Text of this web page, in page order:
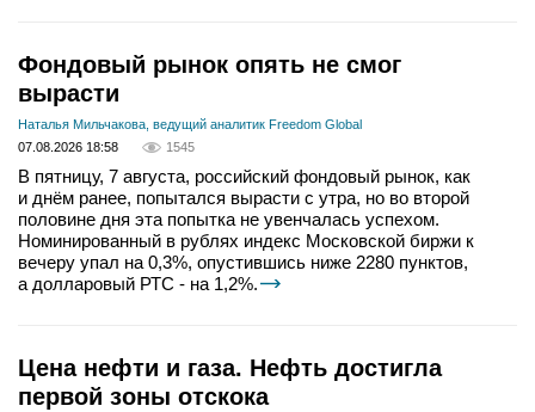
Фондовый рынок опять не смог
вырасти
Наталья Мильчакова, ведущий аналитик Freedom Global
07.08.2026 18:58
1545
В пятницу, 7 августа, российский фондовый рынок, как
и днём ранее, попытался вырасти с утра, но во второй
половине дня эта попытка не увенчалась успехом.
Номинированный в рублях индекс Московской биржи к
вечеру упал на 0,3%, опустившись ниже 2280 пунктов,
а долларовый РТС - на 1,2%.
Цена нефти и газа. Нефть достигла
первой зоны отскока